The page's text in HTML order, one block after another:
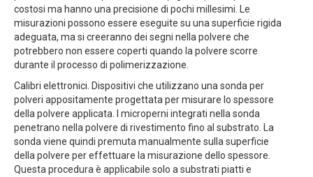
costosi ma hanno una precisione di pochi millesimi. Le
misurazioni possono essere eseguite su una superficie rigida
adeguata, ma si creeranno dei segni nella polvere che
potrebbero non essere coperti quando la polvere scorre
durante il processo di polimerizzazione.
Calibri elettronici. Dispositivi che utilizzano una sonda per
polveri appositamente progettata per misurare lo spessore
della polvere applicata. I microperni integrati nella sonda
penetrano nella polvere di rivestimento fino al substrato. La
sonda viene quindi premuta manualmente sulla superficie
della polvere per effettuare la misurazione dello spessore.
Questa procedura è applicabile solo a substrati piatti e